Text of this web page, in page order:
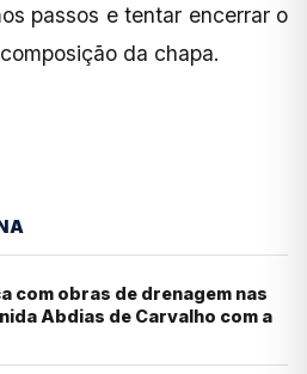
passos e tentar encerrar o
da chapa.
com obras de drenagem nas
Abdias de Carvalho com a